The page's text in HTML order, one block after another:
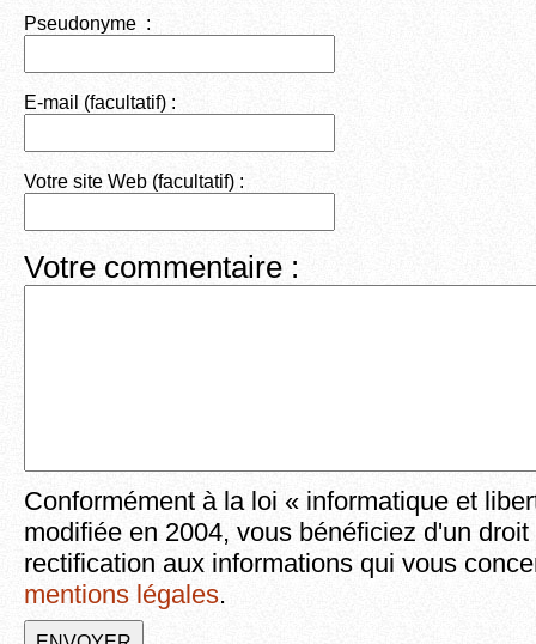
Pseudonyme :
E-mail (facultatif) :
Votre site Web (facultatif) :
Votre commentaire :
Conformément à la loi « informatique et
modifiée en 2004, vous bénéficiez d'un
rectification aux informations qui vous
mentions légales.